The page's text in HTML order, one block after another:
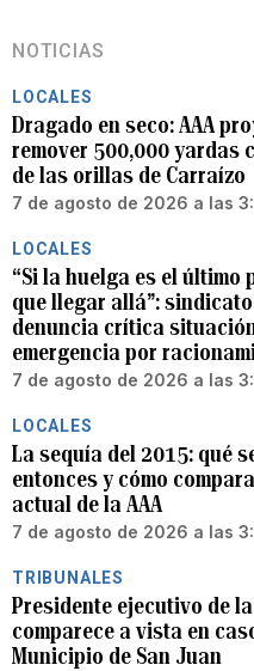
NOTICIAS
LOCALES
Dragado en seco: AAA
remover 500,000 yardas
de las orillas de Carraízo
7 de agosto de 2026 a las
LOCALES
“Si la huelga es el último
que llegar allá”: sindicato
denuncia crítica
emergencia por
7 de agosto de 2026 a las
LOCALES
La sequía del 2015: qué
entonces y cómo
actual de la AAA
7 de agosto de 2026 a las
TRIBUNALES
Presidente ejecutivo de la
comparece a vista en
Municipio de San Juan